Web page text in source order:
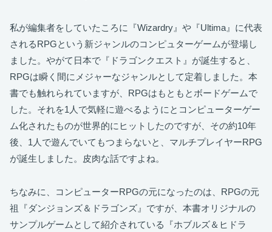
私が編集者をしていたころに『Wizardry』や『Ultima』に代表
されるRPGという新ジャンルのコンピュターゲームが登場し
ました。やがて日本で『ドラゴンクエスト』が誕生すると、
RPGは瞬く間にメジャーなジャンルとして定着しました。本
書でも触れられていますが、RPGはもともとボードゲームで
した。それを1人で気軽に遊べるようにとコンピューターゲー
ム化されたものが世界的にヒットしたのですが、その約10年
後、1人で遊んでいてもつまらないと、マルチプレイヤーRPG
が誕生しました。皮肉な話ですよね。
ちなみに、コンピューターRPGの元になったのは、RPGの元
祖『ダンジョンズ＆ドラゴンズ』ですが、本書オリジナルの
サンプルゲームとして紹介されている『ホブルズ＆ヒドラ